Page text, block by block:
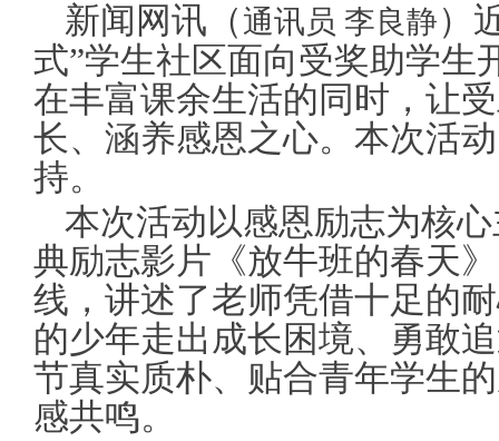
新闻网讯（通讯员 李良静）
式”学生社区面向受奖助学生
在丰富课余生活的同时，让
长、涵养感恩之心。本次活
持。
本次活动以感恩励志为核
典励志影片《放牛班的春天
线，讲述了老师凭借十足的
的少年走出成长困境、勇敢
节真实质朴、贴合青年学生
感共鸣。